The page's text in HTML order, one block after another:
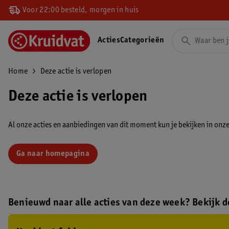
Voor 22:00 besteld, morgen in huis
ActiesCategorieën
Home Deze actie is verlopen
Deze actie is verlopen
Al onze acties en aanbiedingen van dit moment kun je bekijken in
Ga naar homepagina
Benieuwd naar alle acties van deze week? Bekijk